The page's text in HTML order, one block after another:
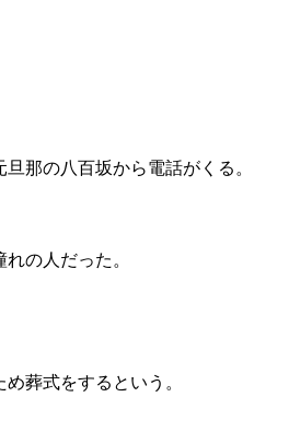
那の八百坂から電話がくる。
の人だった。
葬式をするという。